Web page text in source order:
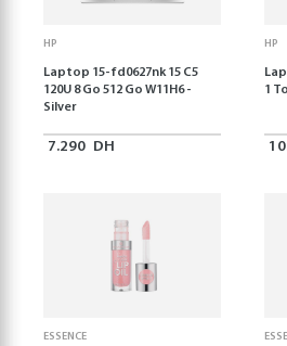
HP
Laptop 15-fd0627nk 15 C5
120U 8 Go 512 Go W11H6 -
Silver
7.290 DH
HP
1
ESSENCE